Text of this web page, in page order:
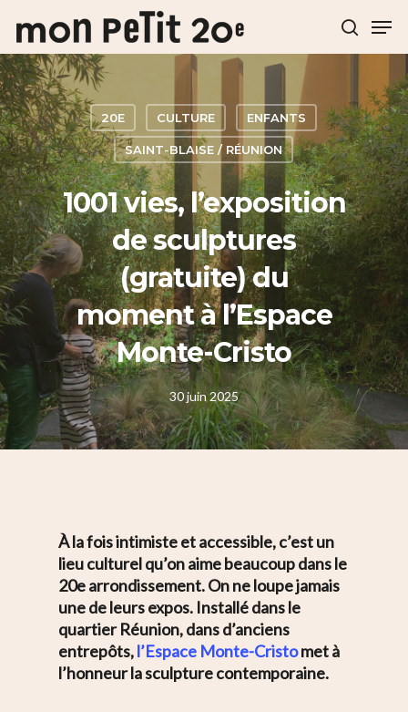
Hit enter to search or ESC to close
20E CULTURE ENFANTS
SAINT-BLAISE / RÉUNION
1001 vies, l’exposition
de sculptures
(gratuite) du
moment à l’Espace
Monte-Cristo
30 juin 2025
À la fois intimiste et accessible, c’est un
lieu culturel qu’on aime beaucoup dans le
20e arrondissement. On ne loupe jamais
une de leurs expos. Installé dans le
quartier Réunion, dans d’anciens
entrepôts,l’Espace Monte-Cristomet à
l’honneur la sculpture contemporaine.